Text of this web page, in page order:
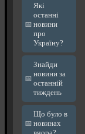
Які
останні
новини
про
Україну?
Знайди
новини за
останній
тиждень
Що було в
новинах